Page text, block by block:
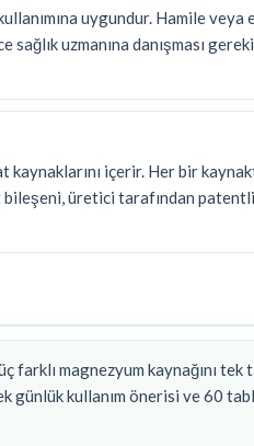
uygundur. Hamile veya
uzmanına danışması
kaynaklarını içerir. Her bir
üretici tarafından
magnezyum kaynağını
günlük kullanım önerisi ve 60